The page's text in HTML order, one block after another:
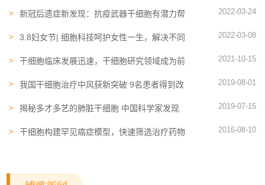
新冠后遗症新发现：抗疫武器干细胞有潜力帮
2022-03-24
3.8妇女节| 细胞科技呵护女性一生，解决不同
2022-03-08
干细胞临床发展迅速，干细胞研究领域成为前
2021-10-15
我国干细胞治疗中风获新突破 9名患者得到改
2019-08-01
揭秘多才多艺的肺脏干细胞 中国科学家发现
2019-07-15
干细胞构建罕见癌症模型，快速筛选治疗药物 2016-08-10